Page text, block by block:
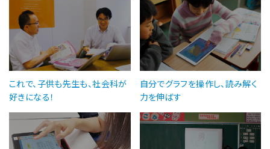
これで、子供も先生も、社会科が
好きになる！
自分でグラフを操作し、読み解く
力を伸ばす